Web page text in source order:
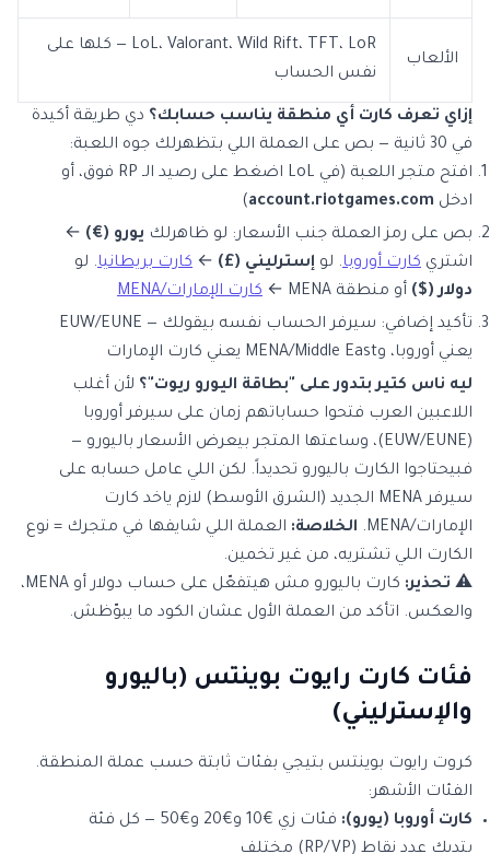
الألعاب
LoL، Valorant، Wild Rift، TFT، LoR — كلها على
نفس الحساب
إزاي تعرف كارت أي منطقة يناسب حسابك؟ دي طريقة أكيدة
في 30 ثانية — بص على العملة اللي بتظهرلك جوه اللعبة:
افتح متجر اللعبة (في LoL اضغط على رصيد الـ RP فوق، أو
ادخل account.riotgames.com
)
بص على رمز العملة جنب الأسعار: لو ظاهرلك يورو (€) ←
اشتري كارت أوروبا. لو إسترليني (£) ← كارت بريطانيا. لو
دولار ($) أو منطقة MENA ←
كارت الإمارات/MENA
تأكيد إضافي: سيرفر الحساب نفسه بيقولك — EUW/EUNE
يعني أوروبا، وMENA/Middle East يعني كارت الإمارات
ليه ناس كتير بتدور على "بطاقة اليورو ريوت"؟ لأن أغلب
اللاعبين العرب فتحوا حساباتهم زمان على سيرفر أوروبا
(EUW/EUNE)، وساعتها المتجر بيعرض الأسعار باليورو —
فبيحتاجوا الكارت باليورو تحديداً. لكن اللي عامل حسابه على
سيرفر MENA الجديد (الشرق الأوسط) لازم ياخد كارت
الإمارات/MENA.
الخلاصة: العملة اللي شايفها في متجرك = نوع
الكارت اللي تشتريه، من غير تخمين.
⚠️ تحذير:
كارت باليورو مش هيتفعّل على حساب دولار أو MENA،
والعكس. اتأكد من العملة الأول عشان الكود ما يبوّظش.
فئات كارت رايوت بوينتس (باليورو
والإسترليني)
كروت رايوت بوينتس بتيجي بفئات ثابتة حسب عملة المنطقة.
الفئات الأشهر:
كارت أوروبا (يورو):
فئات زي €10 و€20 و€50 — كل فئة
بتديك عدد نقاط (RP/VP) مختلف